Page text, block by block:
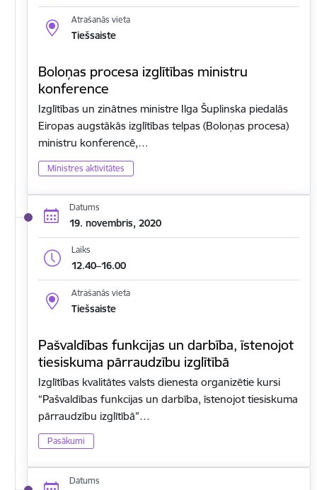
Atrašanās vieta
Tiešsaiste
Boloņas procesa izglītības ministru
konference
Izglītības un zinātnes ministre Ilga Šuplinska piedalās
Eiropas augstākās izglītības telpas (Boloņas procesa)
ministru konferencē,…
Ministres aktivitātes
Datums
19. novembris, 2020
Laiks
12.40–16.00
Atrašanās vieta
Tiešsaiste
Pašvaldības funkcijas un darbība, īstenojot
tiesiskuma pārraudzību izglītībā
Izglītības kvalitātes valsts dienesta organizētie kursi
“Pašvaldības funkcijas un darbība, īstenojot tiesiskuma
pārraudzību izglītībā”…
Pasākumi
Datums